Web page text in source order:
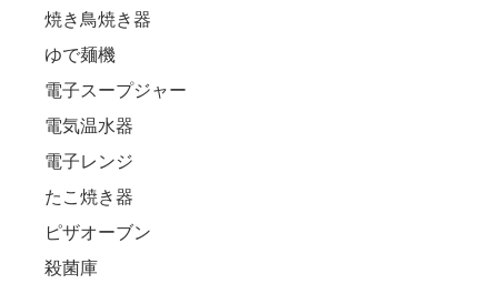
焼き鳥焼き器
ゆで麺機
電子スープジャー
電気温水器
電子レンジ
たこ焼き器
ピザオーブン
殺菌庫